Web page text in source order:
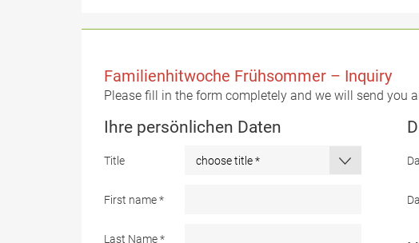
Familienhitwoche Frühsommer – Inquiry
Please fill in the form completely and we will send you
Ihre persönlichen Daten
Title
First name*
Last Name*